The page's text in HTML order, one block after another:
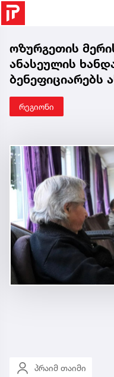
ოზურგეთის
ანასეულის
ბენეფიციარებს
რეგიონი
პრაიმ თაიმი